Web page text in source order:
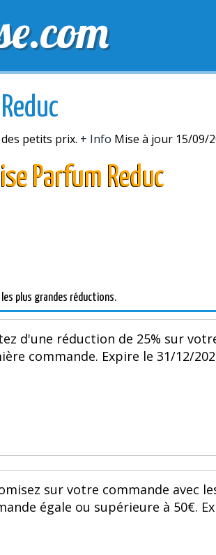
PROMO EXCLUSIFS
petits prix. + Info Mise à jour 15/09/
Parfum Reduc
plus grandes réductions.
d'une réduction de 25% sur
commande. Expire le 31/12/
sur votre commande avec
égale ou supérieure à 50€.